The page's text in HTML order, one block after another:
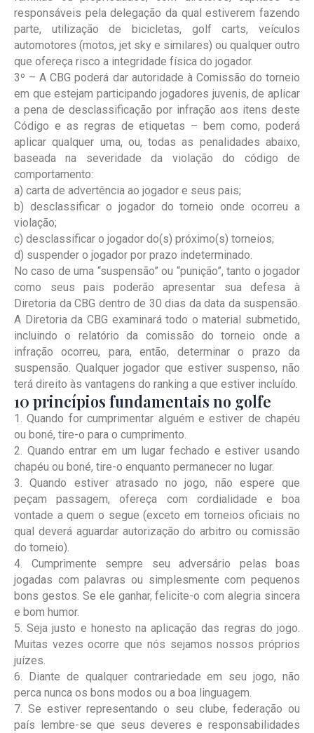
responsáveis pela delegação da qual estiverem fazendo
parte, utilização de bicicletas, golf carts, veículos
automotores (motos, jet sky e similares) ou qualquer outro
que ofereça risco a integridade física do jogador.
3º – A CBG poderá dar autoridade à Comissão do torneio
em que estejam participando jogadores juvenis, de aplicar
a pena de desclassificação por infração aos itens deste
Código e as regras de etiquetas – bem como, poderá
aplicar qualquer uma, ou, todas as penalidades abaixo,
baseada na severidade da violação do código de
comportamento:
a) carta de advertência ao jogador e seus pais;
b) desclassificar o jogador do torneio onde ocorreu a
violação;
c) desclassificar o jogador do(s) próximo(s) torneios;
d) suspender o jogador por prazo indeterminado.
No caso de uma “suspensão” ou “punição”, tanto o jogador
como seus pais poderão apresentar sua defesa à
Diretoria da CBG dentro de 30 dias da data da suspensão.
A Diretoria da CBG examinará todo o material submetido,
incluindo o relatório da comissão do torneio onde a
infração ocorreu, para, então, determinar o prazo da
suspensão. Qualquer jogador que estiver suspenso, não
terá direito às vantagens do ranking a que estiver incluído.
10 princípios fundamentais no golfe
1. Quando for cumprimentar alguém e estiver de chapéu
ou boné, tire-o para o cumprimento.
2. Quando entrar em um lugar fechado e estiver usando
chapéu ou boné, tire-o enquanto permanecer no lugar.
3. Quando estiver atrasado no jogo, não espere que
peçam passagem, ofereça com cordialidade e boa
vontade a quem o segue (exceto em torneios oficiais no
qual deverá aguardar autorização do arbitro ou comissão
do torneio).
4. Cumprimente sempre seu adversário pelas boas
jogadas com palavras ou simplesmente com pequenos
bons gestos. Se ele ganhar, felicite-o com alegria sincera
e bom humor.
5. Seja justo e honesto na aplicação das regras do jogo.
Muitas vezes ocorre que nós sejamos nossos próprios
juízes.
6. Diante de qualquer contrariedade em seu jogo, não
perca nunca os bons modos ou a boa linguagem.
7. Se estiver representando o seu clube, federação ou
país lembre-se que seus deveres e responsabilidades